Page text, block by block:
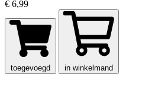
€ 6,99
toegevoegd in winkelmand